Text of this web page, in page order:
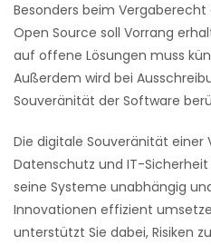
Besonders beim Vergaberecht
Open Source soll Vorrang
auf offene Lösungen muss
Außerdem wird bei
Souveränität der Software
Die digitale Souveränität einer
Datenschutz und IT-
seine Systeme unabhängig
Innovationen effizient
unterstützt Sie dabei, Risiken